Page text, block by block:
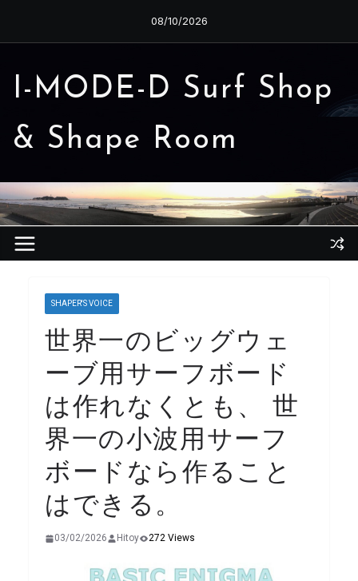
ッ
プ
08/10/2026
I-MODE-D Surf Shop
& Shape Room
SHAPER'S VOICE
世界一のビッグウェ
ーブ用サーフボード
は作れなくとも、 世
界一の小波用サーフ
ボードなら作ること
はできる。
03/02/2026 Hitoy 272 Views